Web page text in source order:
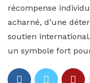
récompense
acharné, d’une
soutien
un symbole fort